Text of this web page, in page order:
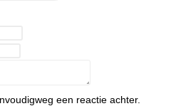
een reactie achter.